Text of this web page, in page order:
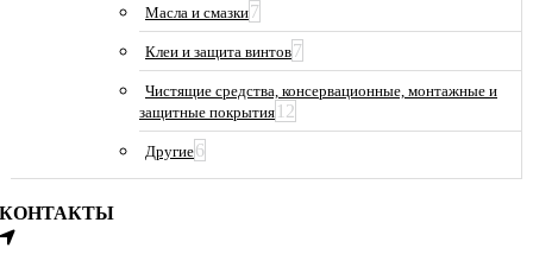
Масла и смазки7
Клеи и защита винтов7
Чистящие средства, консервационные, монтажные и
защитные покрытия 12
Другие6
КОНТАКТЫ